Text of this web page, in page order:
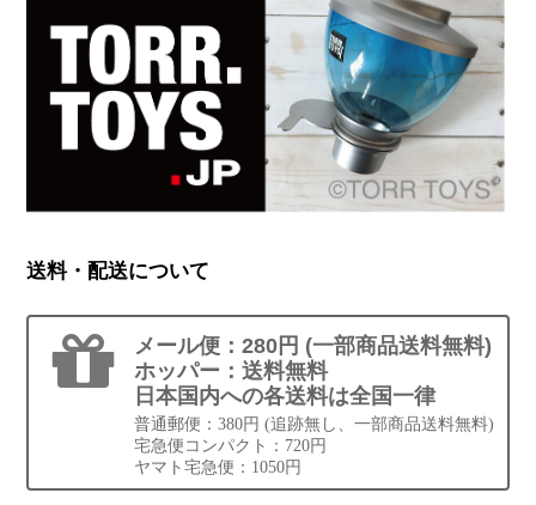
送料・配送について
メール便：280円 (一部商品送料無料)
ホッパー：送料無料
日本国内への各送料は全国一律
普通郵便：380円 (追跡無し、一部商品送料無料)
宅急便コンパクト：720円
ヤマト宅急便：1050円